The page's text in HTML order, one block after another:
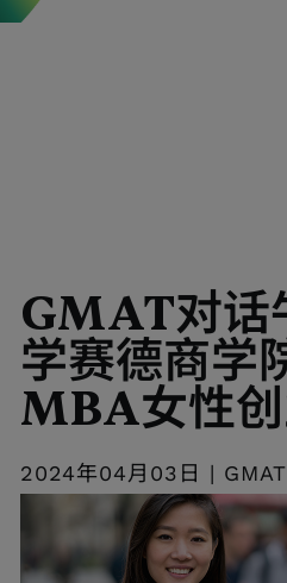
GMAT对话
学赛德商学
MBA女性
2024年04月03日 | GMAT